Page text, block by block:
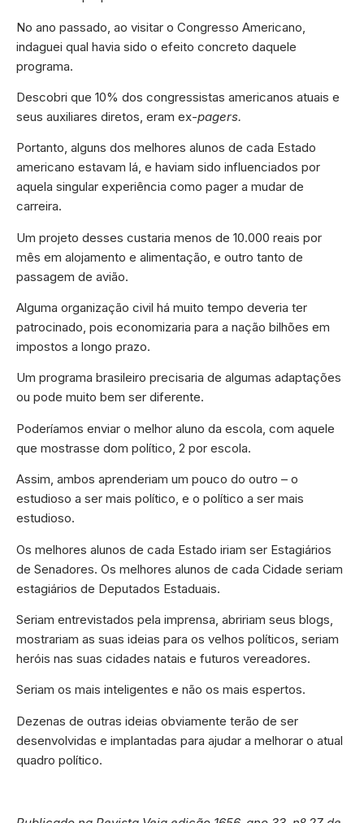
No ano passado, ao visitar o Congresso Americano,
indaguei qual havia sido o efeito concreto daquele
programa.
Descobri que 10% dos congressistas americanos atuais e
seus auxiliares diretos, eram ex-pagers.
Portanto, alguns dos melhores alunos de cada Estado
americano estavam lá, e haviam sido influenciados por
aquela singular experiência como pager a mudar de
carreira.
Um projeto desses custaria menos de 10.000 reais por
mês em alojamento e alimentação, e outro tanto de
passagem de avião.
Alguma organização civil há muito tempo deveria ter
patrocinado, pois economizaria para a nação bilhões em
impostos a longo prazo.
Um programa brasileiro precisaria de algumas adaptações
ou pode muito bem ser diferente.
Poderíamos enviar o melhor aluno da escola, com aquele
que mostrasse dom político, 2 por escola.
Assim, ambos aprenderiam um pouco do outro – o
estudioso a ser mais político, e o político a ser mais
estudioso.
Os melhores alunos de cada Estado iriam ser Estagiários
de Senadores. Os melhores alunos de cada Cidade seriam
estagiários de Deputados Estaduais.
Seriam entrevistados pela imprensa, abririam seus blogs,
mostrariam as suas ideias para os velhos políticos, seriam
heróis nas suas cidades natais e futuros vereadores.
Seriam os mais inteligentes e não os mais espertos.
Dezenas de outras ideias obviamente terão de ser
desenvolvidas e implantadas para ajudar a melhorar o atual
quadro político.